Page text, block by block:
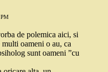
de polemica aici, si
multi oameni o au, ca
sunt oameni ”cu